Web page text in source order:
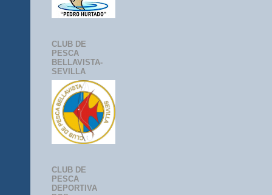
CLUB DE
PESCA
BELLAVISTA-
SEVILLA
CLUB DE
PESCA
DEPORTIVA